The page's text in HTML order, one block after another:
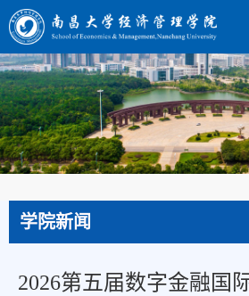
学院新闻
2026第五届数字金融国